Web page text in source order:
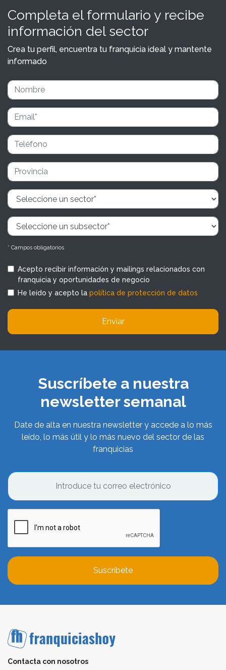
Completa el formulario y recibe
información del sector
Crea tu perfil, encuentra tu franquicia ideal y mantente
informado
* Campos obligatorios
Acepto recibir información y mailings relacionados con
franquicia y oportunidades de negocio
He leído y acepto la política de protección de datos
Enviar
Suscríbete a nuestra
newsletter semanal
Date de alta en nuestra newsletter y accede a lo más
leído, lo más útil y lo más nuevo del sector de las
franquicias
Suscríbete
Contacta con nosotros